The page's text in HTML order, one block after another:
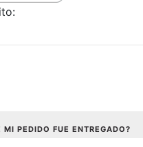
MI PEDIDO FUE ENTREGADO?